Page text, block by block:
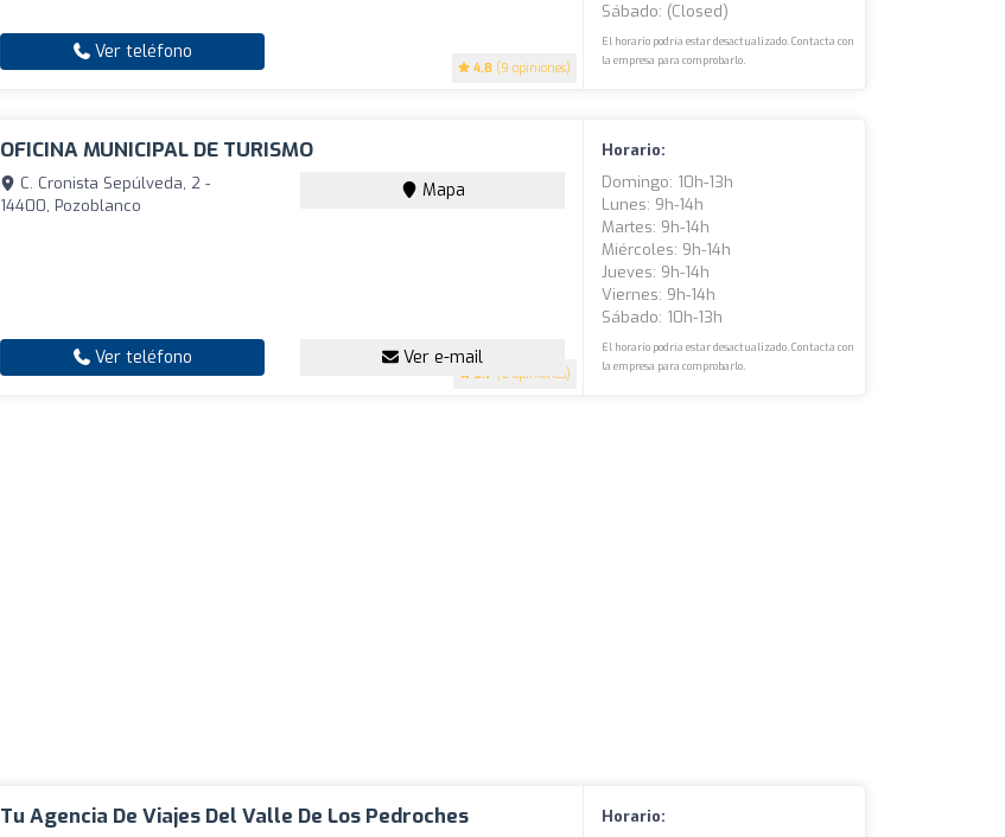
4.8 (9 opiniones)
Ver teléfono
Sábado: (closed)
El horario podría estar desactualizado. Contacta con
la empresa para comprobarlo.
OFICINA MUNICIPAL DE TURISMO
3.7 (6 opiniones)
C. Cronista Sepúlveda, 2 -
14400, Pozoblanco
Mapa
Ver teléfono Ver e-mail
Horario:
Domingo: 10h-13h
Lunes: 9h-14h
Martes: 9h-14h
Miércoles: 9h-14h
Jueves: 9h-14h
Viernes: 9h-14h
Sábado: 10h-13h
El horario podría estar desactualizado. Contacta con
la empresa para comprobarlo.
Tu Agencia De Viajes Del Valle De Los Pedroches
Horario: